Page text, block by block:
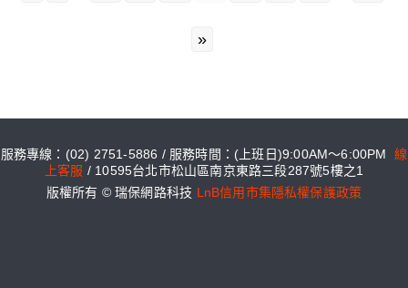
»
服務專線：(02) 2751-5886 / 服務時間：(上班日)9:00AM～6:00PM線
上客服 / 10595台北市松山區南京東路三段287號5樓之1
版權所有 © 瑞保網路科技 LnB信用市集隱私權保護政策